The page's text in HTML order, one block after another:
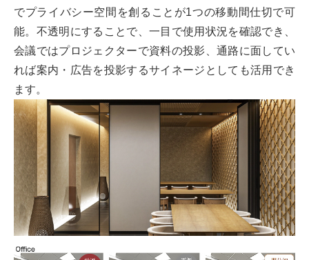
でプライバシー空間を創ることが1つの移動間仕切で可
能。不透明にすることで、一目で使用状況を確認でき、
会議ではプロジェクターで資料の投影、通路に面してい
れば案内・広告を投影するサイネージとしても活用でき
ます。